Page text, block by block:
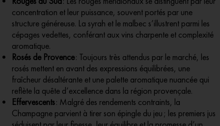
concentration et leur puissance, souvent portés par une
structure généreuse. La syrah et le malbec s’illustrent parmi les
cépages vedettes, conférant aux vins charpente et complexité
aromatique.
Rosés de Provence: Toujours très attendus par le marché, les
rosés mettent en avant des expressions équilibrées, une
fraîcheur désaltérante et une palette aromatique nuancée qui
reflète la quête d’excellence dans la région provençale.
Effervescents: Malgré des rendements contraints, la
Champagne parvient à tirer son épingle du jeu ; les premiers jus